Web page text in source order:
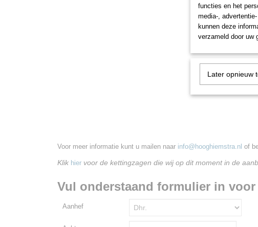
Voor meer informatie kunt u mailen naar info@hooghiemstra.nl of
Klik hier voor de kettingzagen die wij op dit moment in de
Vul onderstaand formulier in
Aanhef
functies en het
media-,
kunnen deze
verzameld door uw
Later opnieuw